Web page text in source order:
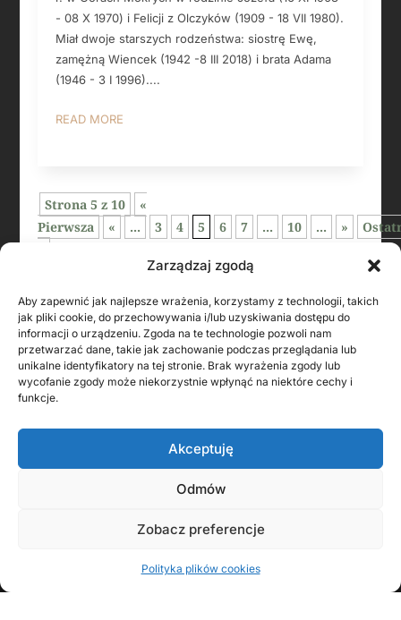
Zarządzaj zgodą
Aby zapewnić jak najlepsze wrażenia, korzystamy z technologii, takich
jak pliki cookie, do przechowywania i/lub uzyskiwania dostępu do
informacji o urządzeniu. Zgoda na te technologie pozwoli nam
przetwarzać dane, takie jak zachowanie podczas przeglądania lub
unikalne identyfikatory na tej stronie. Brak wyrażenia zgody lub
wycofanie zgody może niekorzystnie wpłynąć na niektóre cechy i
funkcje.
Akceptuję
Odmów
Zobacz preferencje
Polityka plików cookies
- 08 X 1970) i Felicji z Olczyków (1909 - 18 VII 1980).
Miał dwoje starszych rodzeństwa: siostrę Ewę,
zamężną Wiencek (1942 -8 III 2018) i brata Adama
(1946 - 3 I 1996)....
READ MORE
Strona 5 z 10
«
Pierwsza
« ... 3 4 5 6 7 ... 10 ... »